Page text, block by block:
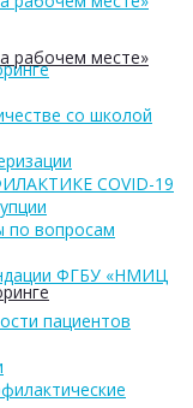
рабочем месте»
со школой
COVID-19
вопросам
ФГБУ «НМИЦ
пациентов